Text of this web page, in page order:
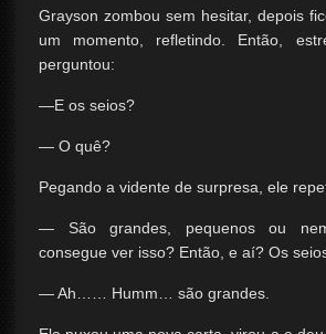
Grayson zombou sem hesitar, depois
um momento, refletindo. Então,
perguntou:
—E os seios?
— O quê?
Pegando a vidente de surpresa, ele
— São grandes, pequenos ou
consegue ver isso? Então, e aí? Os
— Ah…… Humm… são grandes.